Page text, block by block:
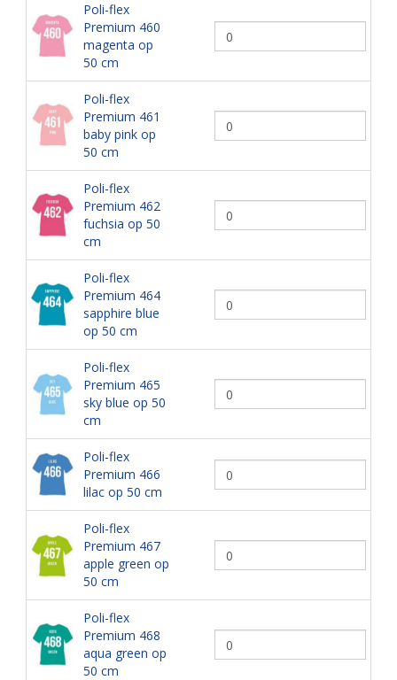
Poli-flex
Premium 460
magenta op
50 cm
Poli-flex
Premium 461
baby pink op
50 cm
Poli-flex
Premium 462
fuchsia op 50
cm
Poli-flex
Premium 464
sapphire blue
op 50 cm
Poli-flex
Premium 465
sky blue op 50
cm
Poli-flex
Premium 466
lilac op 50 cm
Poli-flex
Premium 467
apple green op
50 cm
Poli-flex
Premium 468
aqua green op
50 cm